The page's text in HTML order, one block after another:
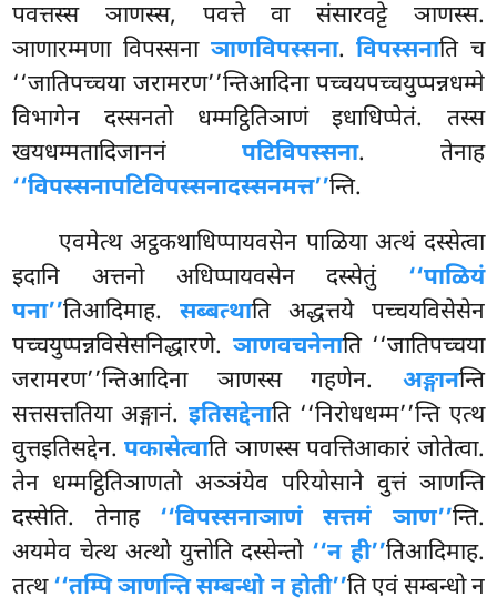
पवत्तस्स ञाणस्स, पवत्ते वा संसारवट्टे ञाणस्स.
ञाणारम्मणा विपस्सना ञाणविपस्सना.विपस्सनाति च
‘‘जातिपच्चया जरामरण’’न्तिआदिना पच्चयपच्चयुप्पन्नधम्मे
विभागेन दस्सनतो धम्मट्ठितिञाणं इधाधिप्पेतं. तस्स
खयधम्मतादिजाननं पटिविपस्सना. तेनाह
‘‘विपस्सनापटिविपस्सनादस्सनमत्त’’न्ति.
एवमेत्थ अट्ठकथाधिप्पायवसेन पाळिया अत्थं दस्सेत्वा
इदानि अत्तनो अधिप्पायवसेन दस्सेतुं ‘‘पाळियं
पना’’तिआदिमाह.सब्बत्थाति अद्धत्तये पच्चयविसेसेन
पच्चयुप्पन्नविसेसनिद्धारणे. ञाणवचनेनाति ‘‘जातिपच्चया
जरामरण’’न्तिआदिना ञाणस्स गहणेन. अङ्गानन्ति
सत्तसत्ततिया अङ्गानं. इतिसद्देनाति ‘‘निरोधधम्म’’न्ति एत्थ
वुत्तइतिसद्देन.पकासेत्वाति ञाणस्स पवत्तिआकारं जोतेत्वा.
तेन धम्मट्ठितिञाणतो अञ्ञंयेव परियोसाने वुत्तं ञाणन्ति
दस्सेति. तेनाह ‘‘विपस्सनाञाणं सत्तमं ञाण’’न्ति.
अयमेव चेत्थ अत्थो युत्तोति दस्सेन्तो ‘‘न ही’’तिआदिमाह.
तत्थ‘‘तम्पि ञाणन्ति सम्बन्धो न होती’’ति एवं सम्बन्धो न